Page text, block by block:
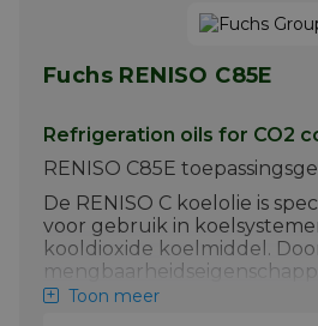
Fuchs RENISO C85E
Refrigeration oils for CO2
RENISO C85E
De RENISO C koelolie is
voor gebruik in
kooldioxide koelmiddel.
bij lage
Toon meer